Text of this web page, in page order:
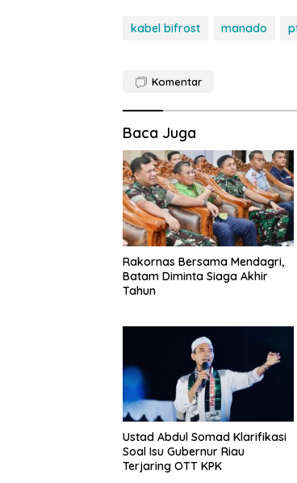
kabel bifrost manado
Komentar
Baca Juga
Rakornas Bersama Mendagri,
Batam Diminta Siaga Akhir
Tahun
Ustad Abdul Somad Klarifikasi
Soal Isu Gubernur Riau
Terjaring OTT KPK